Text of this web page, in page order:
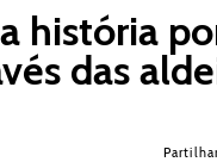
história
das